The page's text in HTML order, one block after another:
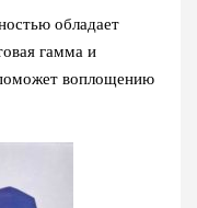
обладает
гамма и
поможет воплощению